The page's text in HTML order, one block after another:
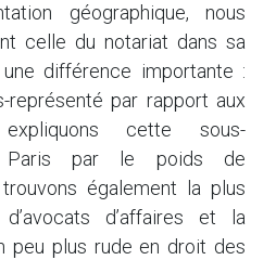
géographique, nous
celle du notariat dans sa
différence importante :
par rapport aux
cette sous-
Paris par le poids de
également la plus
d’affaires et la
peu plus rude en droit des